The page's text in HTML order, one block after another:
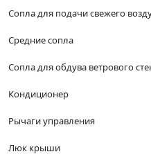
Сопла для подачи свежего
Средние сопла
Сопла для обдува ветрового
Кондиционер
Рычаги управления
Люк крыши